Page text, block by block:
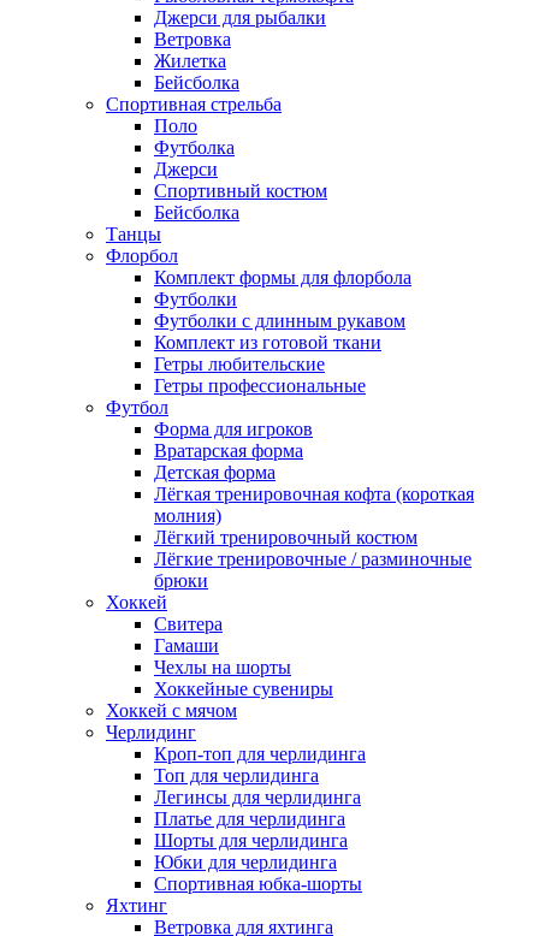
Джерси для рыбалки
Ветровка
Жилетка
Бейсболка
Спортивная стрельба
Поло
Футболка
Джерси
Спортивный костюм
Бейсболка
Танцы
Флорбол
Комплект формы для флорбола
Футболки
Футболки с длинным рукавом
Комплект из готовой ткани
Гетры любительские
Гетры профессиональные
Футбол
Форма для игроков
Вратарская форма
Детская форма
Лёгкая тренировочная кофта (короткая
молния)
Лёгкий тренировочный костюм
Лёгкие тренировочные / разминочные
брюки
Хоккей
Свитера
Гамаши
Чехлы на шорты
Хоккейные сувениры
Хоккей с мячом
Черлидинг
Кроп-топ для черлидинга
Топ для черлидинга
Легинсы для черлидинга
Платье для черлидинга
Шорты для черлидинга
Юбки для черлидинга
Спортивная юбка-шорты
Яхтинг
Ветровка для яхтинга